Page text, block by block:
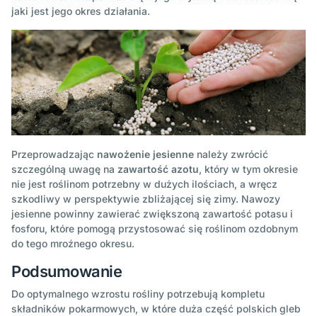
jaki jest jego okres działania.
Przeprowadzając nawożenie jesienne należy zwrócić
szczególną uwagę na zawartość azotu, który w tym okresie
nie jest roślinom potrzebny w dużych ilościach, a wręcz
szkodliwy w perspektywie zbliżającej się zimy. Nawozy
jesienne powinny zawierać zwiększoną zawartość potasu i
fosforu, które pomogą przystosować się roślinom ozdobnym
do tego mroźnego okresu.
Podsumowanie
Do optymalnego wzrostu rośliny potrzebują kompletu
składników pokarmowych, w które duża część polskich gleb